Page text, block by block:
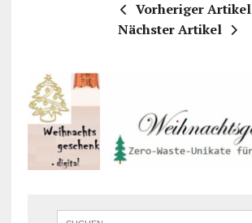
Vorheriger Artikel
Nächster Artikel